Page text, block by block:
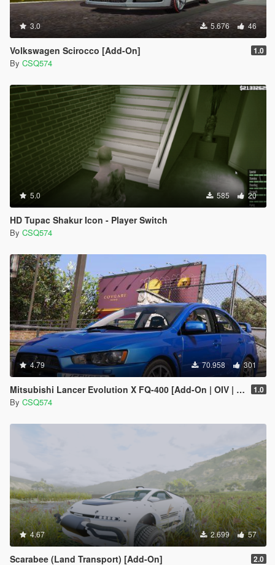
3.0 5.676 46
Volkswagen Scirocco [Add-On] 1.0
By CSQ574
5.0 585 20
HD Tupac Shakur Icon - Player Switch
By CSQ574
4.79 70.958 301
Mitsubishi Lancer Evolution X FQ-400 [Add-On | OIV | Tuning | LODs] 1.0
By CSQ574
4.67 2.699 57
Scarabee (Land Transport) [Add-On] 2.0